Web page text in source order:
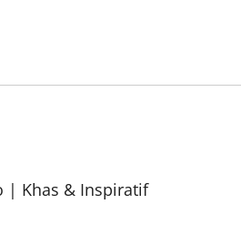
| Khas & Inspiratif